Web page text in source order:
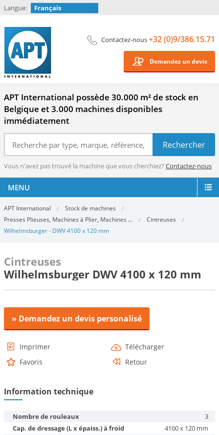
Langue: Français
Contactez-nous+32 (0)9/386.15.71
Demandez un devis
APT International possède 30.000 m² de stock en
Belgique et 3.000 machines disponibles
immédiatement
Vous n'avez pas trouvé la machine que vous cherchiez? Contactez-nous
MENU
APT International
Stock de machines
Presses Plieuses, Machines à Plier, Machines ...
Cintreuses
Wilhelmsburger - DWV 4100 x 120 mm
Cintreuses
Wilhelmsburger DWV 4100 x 120 mm
» Demandez un devis personalisé
Imprimer
Télécharger
Favoris
Retour
Information technique
Nombre de rouleaux
3
Cap. de dressage (L x épaiss.) à froid
4100 x 120 mm